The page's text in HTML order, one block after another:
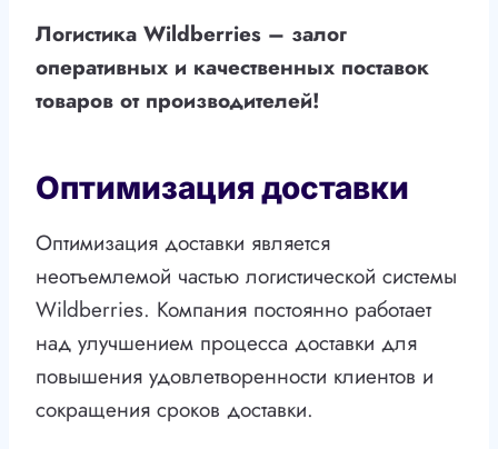
Логистика Wildberries – залог
оперативных и качественных поставок
товаров от производителей!
Оптимизация доставки
Оптимизация доставки является
неотъемлемой частью логистической системы
Wildberries. Компания постоянно работает
над улучшением процесса доставки для
повышения удовлетворенности клиентов и
сокращения сроков доставки.